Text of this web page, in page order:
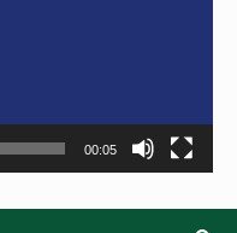
00:05